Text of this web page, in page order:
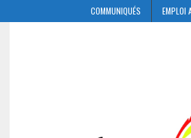
COMMUNIQUÉS EMPLOI